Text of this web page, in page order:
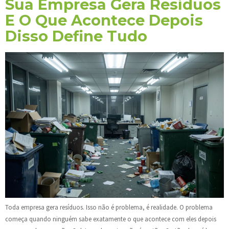
Sua Empresa Gera Resíduos
E O Que Acontece Depois
Disso Define Tudo
Toda empresa gera resíduos. Isso não é problema, é realidade. O problema
começa quando ninguém sabe exatamente o que acontece com eles depois